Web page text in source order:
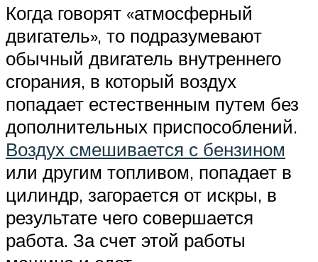
Когда говорят «атмосферный
двигатель», то подразумевают
обычный двигатель внутреннего
сгорания, в который воздух
попадает естественным путем без
дополнительных приспособлений.
Воздух смешивается с бензином
или другим топливом, попадает в
цилиндр, загорается от искры, в
результате чего совершается
работа. За счет этой работы